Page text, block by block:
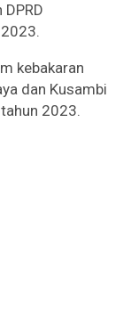
kebakaran
dan Kusambi
2023.